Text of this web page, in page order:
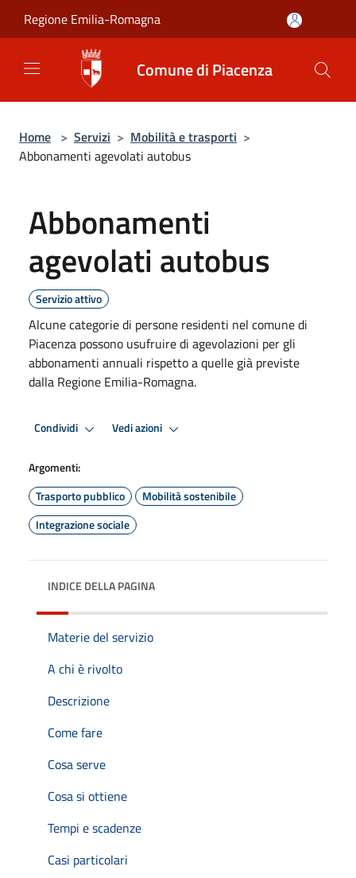
Regione Emilia-Romagna
Comune di Piacenza
Home > Servizi > Mobilità e trasporti >
Abbonamenti agevolati autobus
Abbonamenti
agevolati autobus
Servizio attivo
Alcune categorie di persone residenti nel comune di
Piacenza possono usufruire di agevolazioni per gli
abbonamenti annuali rispetto a quelle già previste
dalla Regione Emilia-Romagna.
Condividi Vedi azioni
Argomenti:
Trasporto pubblico
Mobilità sostenibile
Integrazione sociale
INDICE DELLA PAGINA
Materie del servizio
A chi è rivolto
Descrizione
Come fare
Cosa serve
Cosa si ottiene
Tempi e scadenze
Casi particolari